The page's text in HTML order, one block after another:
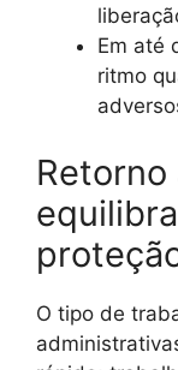
Em até
ritmo
Retorno
O tipo de